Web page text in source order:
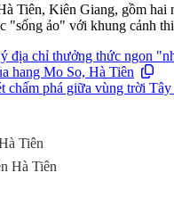
Tiên, Kiên Giang, gồm
"sống ảo" với khung cảnh
địa chỉ thưởng thức ngon
hang Mo So, Hà Tiên
chấm phá giữa vùng trời
Tiên
Hà Tiên